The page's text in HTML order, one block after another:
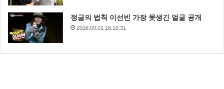
정글의 법칙 이선빈 가장 못생긴 얼굴 공개
2016.09.01 16:19:31